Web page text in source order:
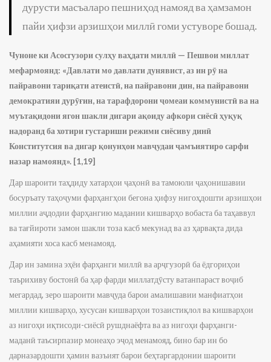
дурусти масъаларо пешниҳод намояд ва ҳамзамон
пайи ҳифзи арзишҳои миллӣ гоми устуворе бошад.
Чуноне ки Асосгузори сулҳу ваҳдати миллӣ — Пешвои миллат
мефармоянд: «Давлати мо давлати дунявист, аз ин рӯ на
пайравони тариқати атеистӣ, на пайравони дин, на пайравони
демократияи дурӯғин, на тарафдорони ҷомеаи коммунистӣ ва на
муътақидони ягон шакли дигари ақоиду афкори сиёсӣ ҳуқуқ
надоранд ба хотири густариши режими сиёсиву динӣ
Конститутсия ва дигар қонунҳои мавҷудаи ҷамъиятиро сарфи
назар намоянд». [1,19]
Дар шароити таҳдиду хатарҳои ҷаҳонӣ ва тамоюли ҷаҳонишавии
босуръату таҳоҷуми фарҳангҳои бегона ҳифзу нигоҳдошти арзишҳои
миллии аҷдодии фарҳангию мадании кишварҳо вобаста ба таҳаввул
ва тағйироти замон шакли тоза касб мекунад ва аз ҳарвақта дида
аҳамияти хоса касб менамояд.
Дар ин замина эҳёи фарҳанги миллӣ ва арҷгузорӣ ба ёдгориҳои
таърихиву бостонӣ ба ҳар фарди миллатдӯсту ватанпараст воҷиб
мегардад, зеро шароити мавҷуда барои амалишавии манфиатҳои
миллии кишварҳо, хусусан кишварҳои тозаистиқлол ва кишварҳои
аз нигоҳи иқтисоди-сиёсӣ рушднаёфта ва аз нигоҳи фарҳанги-
маданӣ таъсирпазир монеаҳо эҷод менамояд, бино бар ин бо
дарназардошти ҳамин вазъият барои беҳтаргардонии шароити